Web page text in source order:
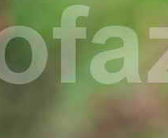
Солевой Раствор От
Лука На Грядке